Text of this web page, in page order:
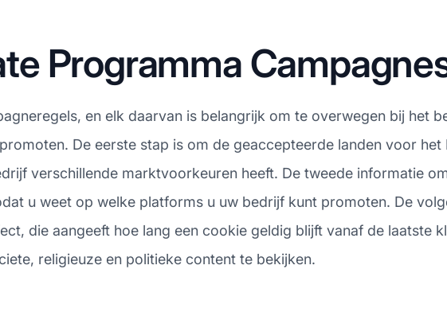
Programma
en elk daarvan is belangrijk om te overwegen bij het
De eerste stap is om de geaccepteerde landen voor het
verschillende marktvoorkeuren heeft. De tweede informatie
u weet op welke platforms u uw bedrijf kunt promoten. De
die aangeeft hoe lang een cookie geldig blijft vanaf de laatste
religieuze en politieke content te bekijken.